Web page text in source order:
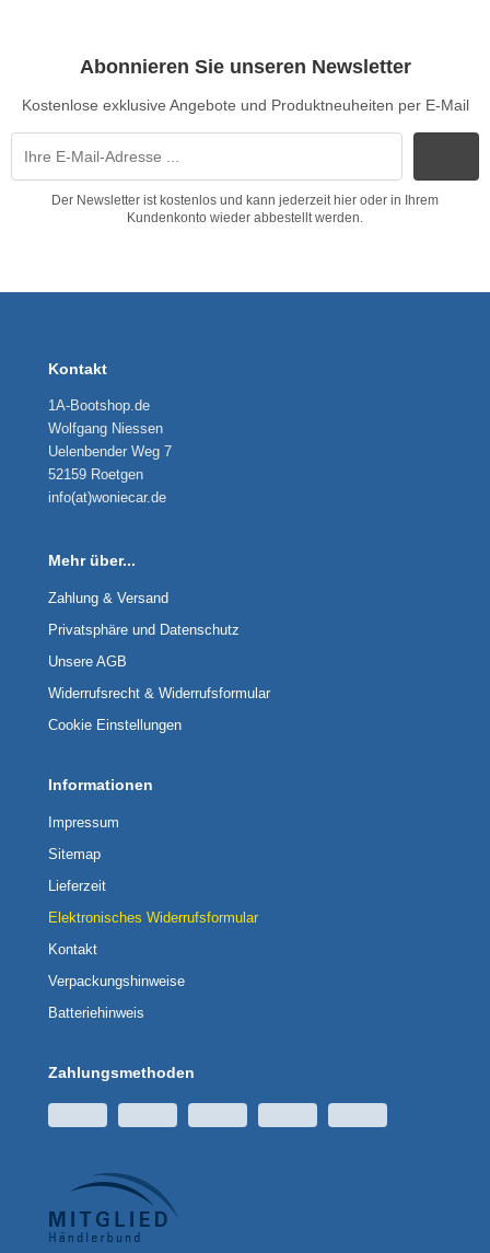
Abonnieren Sie unseren Newsletter
Kostenlose exklusive Angebote und Produktneuheiten per E-Mail
Der Newsletter ist kostenlos und kann jederzeit hier oder in Ihrem
Kundenkonto wieder abbestellt werden.
Kontakt
1A-Bootshop.de
Wolfgang Niessen
Uelenbender Weg 7
52159 Roetgen
info(at)woniecar.de
Mehr über...
Zahlung & Versand
Privatsphäre und Datenschutz
Unsere AGB
Widerrufsrecht & Widerrufsformular
Cookie Einstellungen
Informationen
Impressum
Sitemap
Lieferzeit
Elektronisches Widerrufsformular
Kontakt
Verpackungshinweise
Batteriehinweis
Zahlungsmethoden